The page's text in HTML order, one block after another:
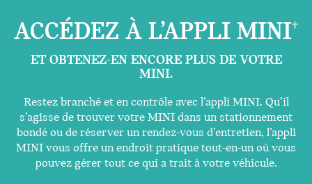
ACCÉDEZ À L’APPLI MINI†
ET OBTENEZ-EN ENCORE PLUS DE VOTRE
MINI.
Restez branché et en contrôle avec l’appli MINI. Qu’il
s’agisse de trouver votre MINI dans un stationnement
bondé ou de réserver un rendez-vous d’entretien, l’appli
MINI vous offre un endroit pratique tout-en-un où vous
pouvez gérer tout ce qui a trait à votre véhicule.